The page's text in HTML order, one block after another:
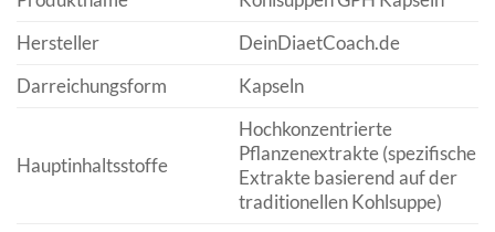
Hersteller
DeinDiaetCoach.de
Darreichungsform
Kapseln
Hauptinhaltsstoffe
Hochkonzentrierte
Pflanzenextrakte (spezifische
Extrakte basierend auf der
traditionellen Kohlsuppe)